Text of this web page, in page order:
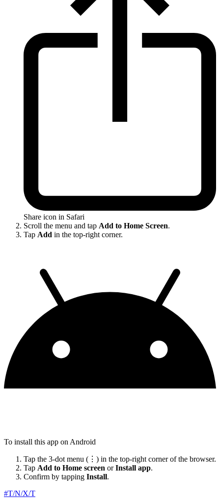
Share icon in Safari
Scroll the menu and tap Add to Home Screen.
Tap Add in the top-right corner.
To install this app on Android
Tap the 3-dot menu (⋮) in the top-right corner of the browser.
Tap Add to Home screen orInstall app.
Confirm by tapping Install.
#T/N/X/T